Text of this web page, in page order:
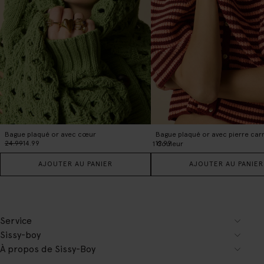
Bague plaqué or avec cœur
24.9914.99
AJOUTER AU PANIER
Bague plaqué or avec pierre
19.99
1Couleur
AJOUTER AU PANIER
Service
Sissy-boy
À propos de Sissy-Boy